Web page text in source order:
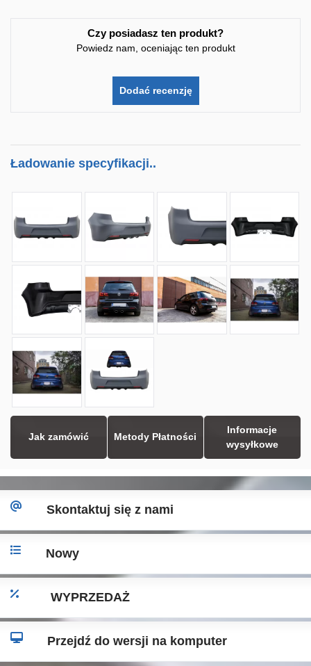
Czy posiadasz ten produkt?
Powiedz nam, oceniając ten produkt
Dodać recenzję
Ładowanie specyfikacji..
Jak zamówić Metody Płatności
Informacje
wysyłkowe
Skontaktuj się z nami
Nowy
WYPRZEDAŻ
Przejdź do wersji na komputer